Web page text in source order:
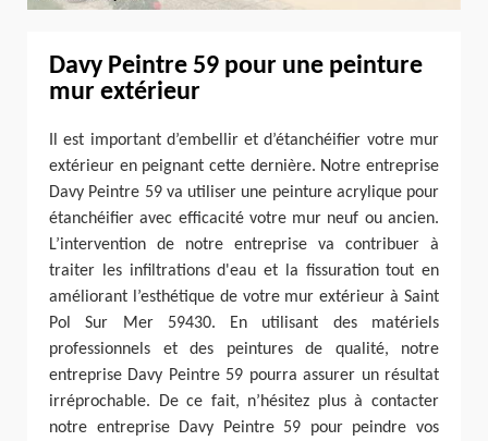
Davy Peintre 59 pour une peinture
mur extérieur
Il est important d’embellir et d’étanchéifier votre mur
extérieur en peignant cette dernière. Notre entreprise
Davy Peintre 59 va utiliser une peinture acrylique pour
étanchéifier avec efficacité votre mur neuf ou ancien.
L’intervention de notre entreprise va contribuer à
traiter les infiltrations d'eau et la fissuration tout en
améliorant l’esthétique de votre mur extérieur à Saint
Pol Sur Mer 59430. En utilisant des matériels
professionnels et des peintures de qualité, notre
entreprise Davy Peintre 59 pourra assurer un résultat
irréprochable. De ce fait, n’hésitez plus à contacter
notre entreprise Davy Peintre 59 pour peindre vos